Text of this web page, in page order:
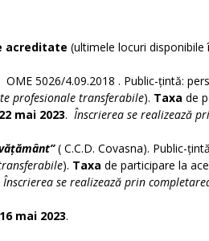
acreditate (ultimele locuri disponibile
5026/4.09.2018 . Public-țintă:
profesionale transferabile). Taxa de
22 mai 2023. Înscrierea se realizează
( C.C.D. Covasna). Public-
). Taxa de participare la
Înscrierea se realizează prin
16 mai 2023.